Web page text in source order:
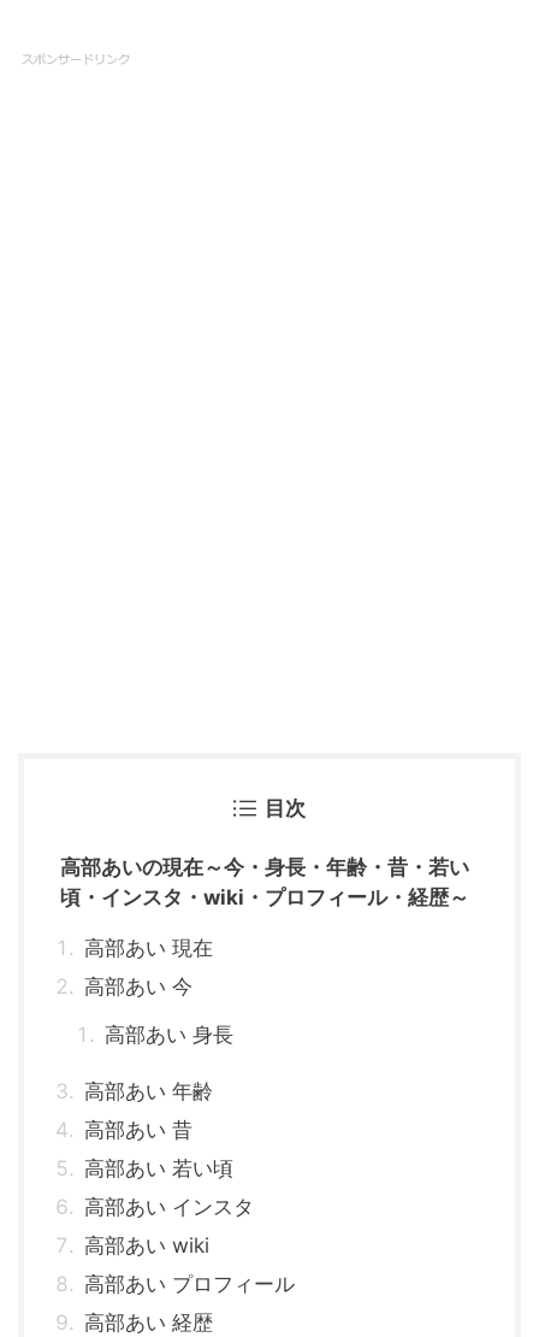
目次
高部あいの現在～今・身長・年齢・昔・若い
頃・インスタ・wiki・プロフィール・経歴～
高部あい 現在
高部あい 今
高部あい 身長
高部あい 年齢
高部あい 昔
高部あい 若い頃
高部あい インスタ
高部あい wiki
高部あい プロフィール
高部あい 経歴